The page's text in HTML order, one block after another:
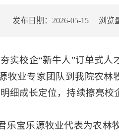
发布日期：2026-05-15 浏览
实校企“新牛人”订单式
业专家团队到我院农林
细成长定位，持续擦亮校
乐宝乐源牧业代表为农林